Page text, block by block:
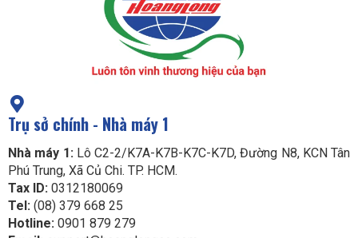
Trụ sở chính - Nhà máy 1
Nhà máy 1: Lô C2-2/K7A-K7B-K7C-K7D, Đường N8, KCN Tân
Phú Trung, Xã Củ Chi. TP. HCM.
Tax ID: 0312180069
Tel: (08) 379 668 25
Hotline: 0901 879 279